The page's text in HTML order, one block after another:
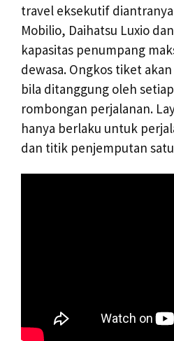
travel eksekutif
Mobilio, Daihatsu Luxio
kapasitas penumpang
dewasa. Ongkos tiket
bila ditanggung oleh
rombongan perjalanan.
hanya berlaku untuk
dan titik penjemputan